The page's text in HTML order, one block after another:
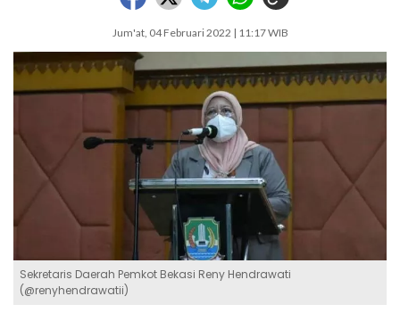
Jum'at, 04 Februari 2022 | 11:17 WIB
Sekretaris Daerah Pemkot Bekasi Reny Hendrawati
(@renyhendrawatii)